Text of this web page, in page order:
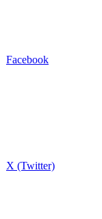
Facebook
X (Twitter)